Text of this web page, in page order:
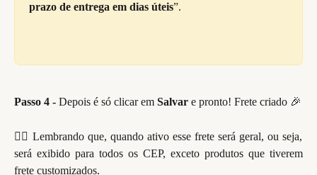
prazo de entrega em dias úteis”.
Passo 4 - Depois é só clicar em Salvar e pronto! Frete criado 🎉
👉🏽 Lembrando que, quando ativo esse frete será geral, ou seja,
será exibido para todos os CEP, exceto produtos que tiverem
frete customizados.